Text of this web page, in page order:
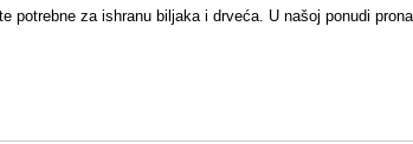
potrebne za ishranu biljaka i drveća. U našoj ponudi